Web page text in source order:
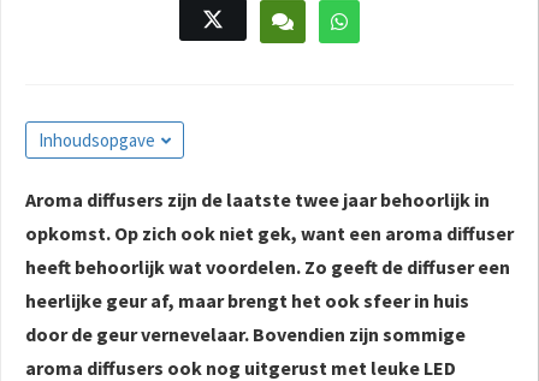
Inhoudsopgave
Aroma diffusers zijn de laatste twee jaar behoorlijk in
opkomst. Op zich ook niet gek, want een aroma diffuser
heeft behoorlijk wat voordelen. Zo geeft de diffuser een
heerlijke geur af, maar brengt het ook sfeer in huis
door de geur vernevelaar. Bovendien zijn sommige
aroma diffusers ook nog uitgerust met leuke LED